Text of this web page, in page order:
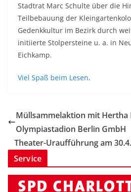
Stadtrat Marc Schulte über die
Teilbebauung der
Gedenkkultur im Bezirk durch
initiierte Stolpersteine u. a. in
Eichkamp.
Viel Spaß beim Lesen.
Müllsammelaktion mit Hertha
Olympiastadion Berlin GmbH
Theater-Uraufführung am
Service